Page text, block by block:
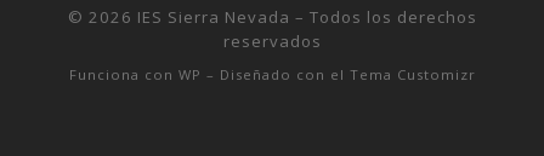
© 2026 IES Sierra Nevada – Todos los derechos
reservados
Funciona con WP – Diseñado con el Tema Customizr